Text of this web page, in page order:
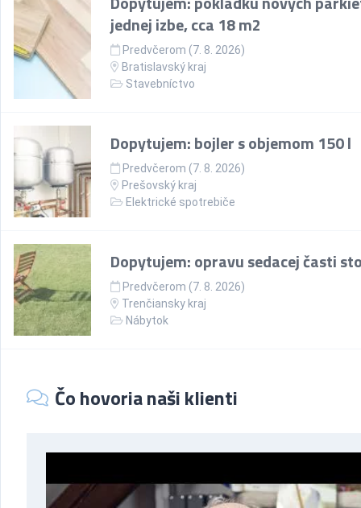
jednej izbe, cca 18 m2
Predvčerom (7. 8. 2026)
Bratislavský kraj
Stavebníctvo
Dopytujem: bojler s objemom 150 l
Predvčerom (7. 8. 2026)
Prešovský kraj
Elektrické spotrebiče
Dopytujem: opravu sedacej časti
Predvčerom (7. 8. 2026)
Trenčiansky kraj
Nábytok
Čo hovoria naši klienti